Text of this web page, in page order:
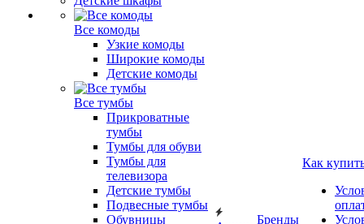
Все комоды
Узкие комоды
Широкие комоды
Детские комоды
Все тумбы
Прикроватные
тумбы
Тумбы для обуви
Тумбы для
телевизора
Детские тумбы
Подвесные тумбы
Обувницы
Бренды
Как